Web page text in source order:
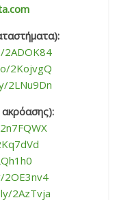
2KojvgQ
2LNu9Dn
2AzTvja